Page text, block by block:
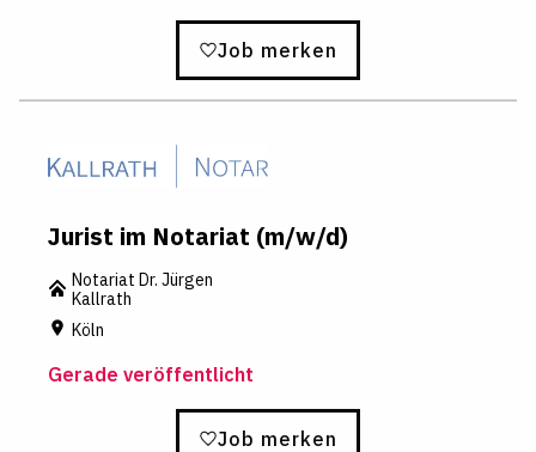
Job merken
Jurist im Notariat (m/w/d)
Notariat Dr. Jürgen
Kallrath
Köln
Gerade veröffentlicht
Job merken